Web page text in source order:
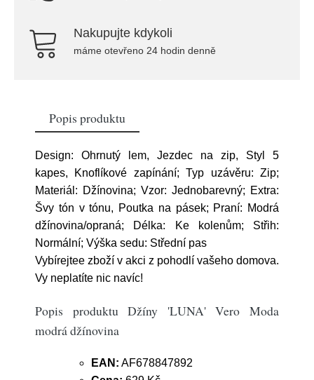
Nakupujte kdykoli
máme otevřeno 24 hodin denně
Popis produktu
Design: Ohrnutý lem, Jezdec na zip, Styl 5
kapes, Knoflíkové zapínání; Typ uzávěru: Zip;
Materiál: Džínovina; Vzor: Jednobarevný; Extra:
Švy tón v tónu, Poutka na pásek; Praní: Modrá
džínovina/opraná; Délka: Ke kolenům; Střih:
Normální; Výška sedu: Střední pas
Vybírejtee zboží v akci z pohodlí vašeho domova.
Vy neplatíte nic navíc!
Popis produktu Džíny 'LUNA' Vero Moda
modrá džínovina
EAN: AF678847892